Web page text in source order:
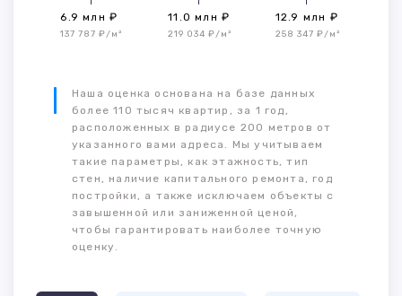
6.9 млн ₽
137 787 ₽/м²
11.0 млн ₽
219 034 ₽/м²
12.9 млн ₽
258 347 ₽/м²
Наша оценка основана на базе данных
более 110 тысяч квартир, за 1 год,
расположенных в радиусе 200 метров от
указанного вами адреса. Мы учитываем
такие параметры, как этажность, тип
стен, наличие капитального ремонта, год
постройки, а также исключаем объекты с
завышенной или заниженной ценой,
чтобы гарантировать наиболее точную
оценку.